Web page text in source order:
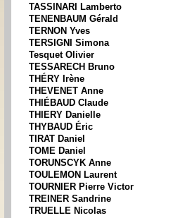
TASSINARI Lamberto
TENENBAUM Gérald
TERNON Yves
TERSIGNI Simona
Tesquet Olivier
TESSARECH Bruno
THÉRY Irène
THEVENET Anne
THIÉBAUD Claude
THIERY Danielle
THYBAUD Éric
TIRAT Daniel
TOME Daniel
TORUNSCYK Anne
TOULEMON Laurent
TOURNIER Pierre Victor
TREINER Sandrine
TRUELLE Nicolas